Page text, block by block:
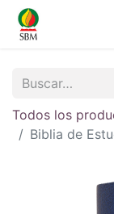
Todos los
Biblia de